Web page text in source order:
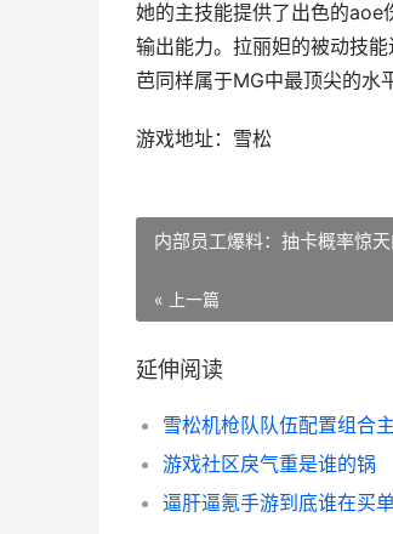
她的主技能提供了出色的aoe
输出能力。拉丽妲的被动技
芭同样属于MG中最顶尖的水
游戏地址：雪松
内部员工爆料：抽卡概率惊
« 上一篇
延伸阅读
雪松机枪队队伍配置组合
游戏社区戾气重是谁的锅
逼肝逼氪手游到底谁在买